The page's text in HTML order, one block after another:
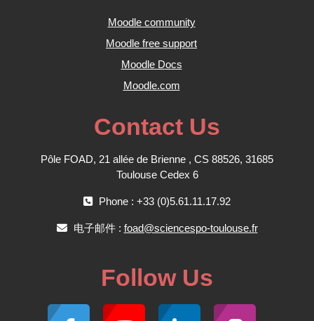
Moodle community
Moodle free support
Moodle Docs
Moodle.com
Contact Us
Pôle FOAD, 21 allée de Brienne , CS 88526, 31685
Toulouse Cedex 6
Phone : +33 (0)5.61.11.17.92
电子邮件 : foad@sciencespo-toulouse.fr
Follow Us